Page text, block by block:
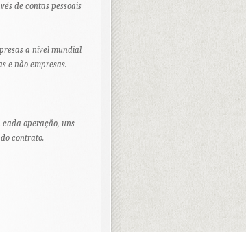
de contas pessoais
a nível mundial
e não empresas.
cada operação, uns
contrato.